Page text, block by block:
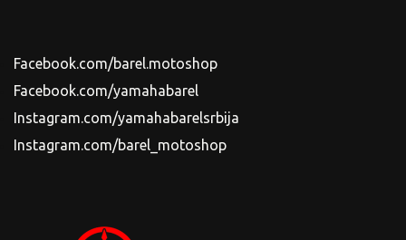
Facebook.com/barel.motoshop
Facebook.com/yamahabarel
Instagram.com/yamahabarelsrbija
Instagram.com/barel_motoshop